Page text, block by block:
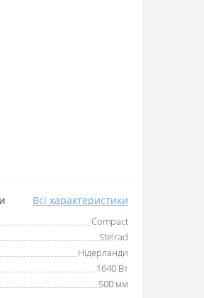
Всі характеристики
Compact
Stelrad
Нідерланди
1640 Вт
500 мм